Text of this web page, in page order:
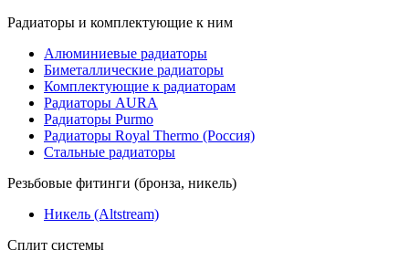
Радиаторы и комплектующие к ним
Алюминиевые радиаторы
Биметаллические радиаторы
Комплектующие к радиаторам
Радиаторы AURA
Радиаторы Purmo
Радиаторы Royal Thermo (Россия)
Стальные радиаторы
Резьбовые фитинги (бронза, никель)
Никель (Altstream)
Сплит системы